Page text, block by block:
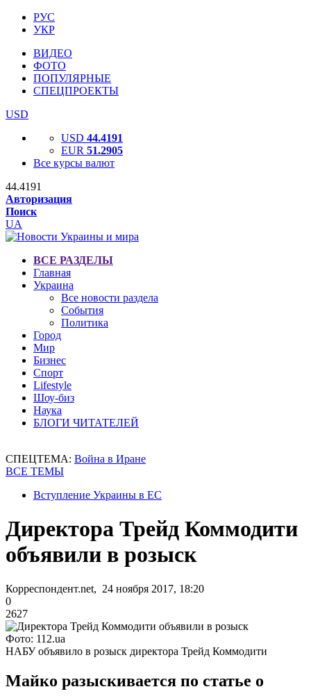
РУС
УКР
ВИДЕО
ФОТО
ПОПУЛЯРНЫЕ
СПЕЦПРОЕКТЫ
USD
USD 44.4191
EUR 51.2905
Все курсы валют
44.4191
Авторизация
Поиск
UA
ВСЕ РАЗДЕЛЫ
Главная
Украина
Все новости раздела
События
Политика
Город
Мир
Бизнес
Спорт
Lifestyle
Шоу-биз
Наука
БЛОГИ ЧИТАТЕЛЕЙ
СПЕЦТЕМА: Война в Иране
ВСЕ ТЕМЫ
Вступление Украины в ЕС
Директора Трейд Коммодити
объявили в розыск
Корреспондент.net, 24 ноября 2017, 18:20
0
2627
Фото: 112.ua
НАБУ объявило в розыск директора Трейд Коммодити
Майко разыскивается по статье о